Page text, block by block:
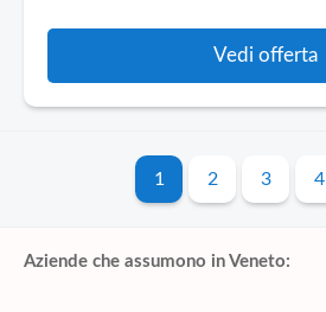
Vedi offerta
1 2 3 4
Aziende che assumono in Veneto: